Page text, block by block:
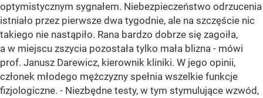
optymistycznym sygnałem. Niebezpieczeństwo odrzucenia
istniało przez pierwsze dwa tygodnie, ale na szczęście nic
takiego nie nastąpiło. Rana bardzo dobrze się zagoiła,
a w miejscu zszycia pozostała tylko mała blizna - mówi
prof. Janusz Darewicz, kierownik kliniki. W jego opinii,
członek młodego mężczyzny spełnia wszelkie funkcje
fizjologiczne. - Niezbędne testy, w tym stymulujące wzwód,